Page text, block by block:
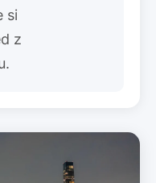
si
z